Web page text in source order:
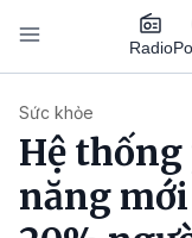
Nhảy đến nội dung
Radio
Sức khỏe
Hệ
năng